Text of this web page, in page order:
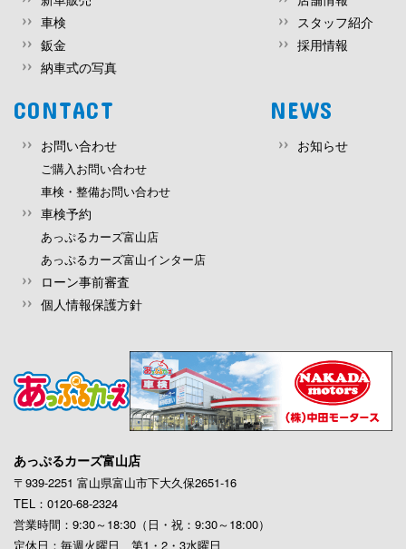
車検
鈑金
納車式の写真
スタッフ紹介
採用情報
CONTACT
お問い合わせ
ご購入お問い合わせ
車検・整備お問い合わせ
車検予約
あっぷるカーズ富山店
あっぷるカーズ富山インター店
ローン事前審査
個人情報保護方針
NEWS
お知らせ
あっぷるカーズ富山店
〒939-2251 富山県富山市下大久保2651-16
TEL：0120-68-2324
営業時間：9:30～18:30（日・祝：9:30～18:00）
定休日：毎週火曜日、第1・2・3水曜日